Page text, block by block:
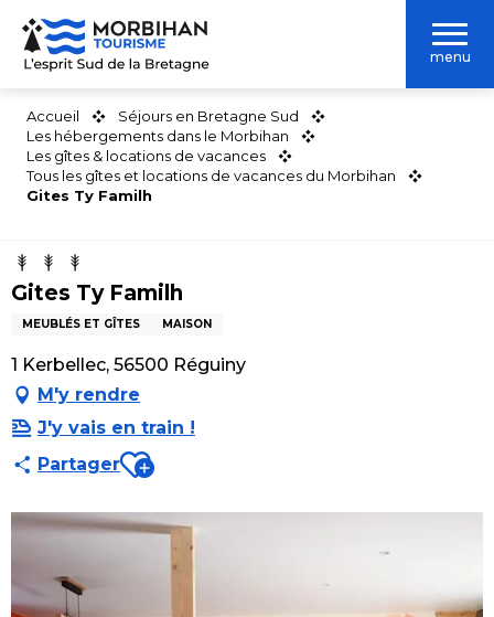
Aller
contenu
menu
Accueil
Séjours en Bretagne Sud
Les hébergements dans le Morbihan
Les gîtes & locations de vacances
Tous les gîtes et locations de vacances du Morbihan
Gites Ty Familh
Gites Ty Familh
MEUBLÉS ET GÎTES MAISON
1 Kerbellec, 56500 Réguiny
M'y rendre
J'y vais en train !
PartagerAjouter aux favoris